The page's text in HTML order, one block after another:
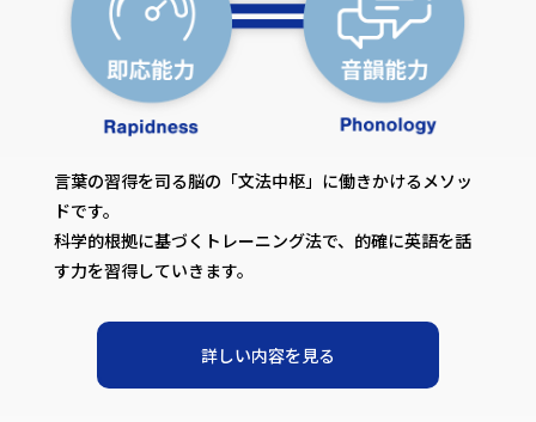
言葉の習得を司る脳の「文法中枢」に働きかけるメソッ
ドです。
科学的根拠に基づくトレーニング法で、的確に英語を話
す力を習得していきます。
詳しい内容を見る